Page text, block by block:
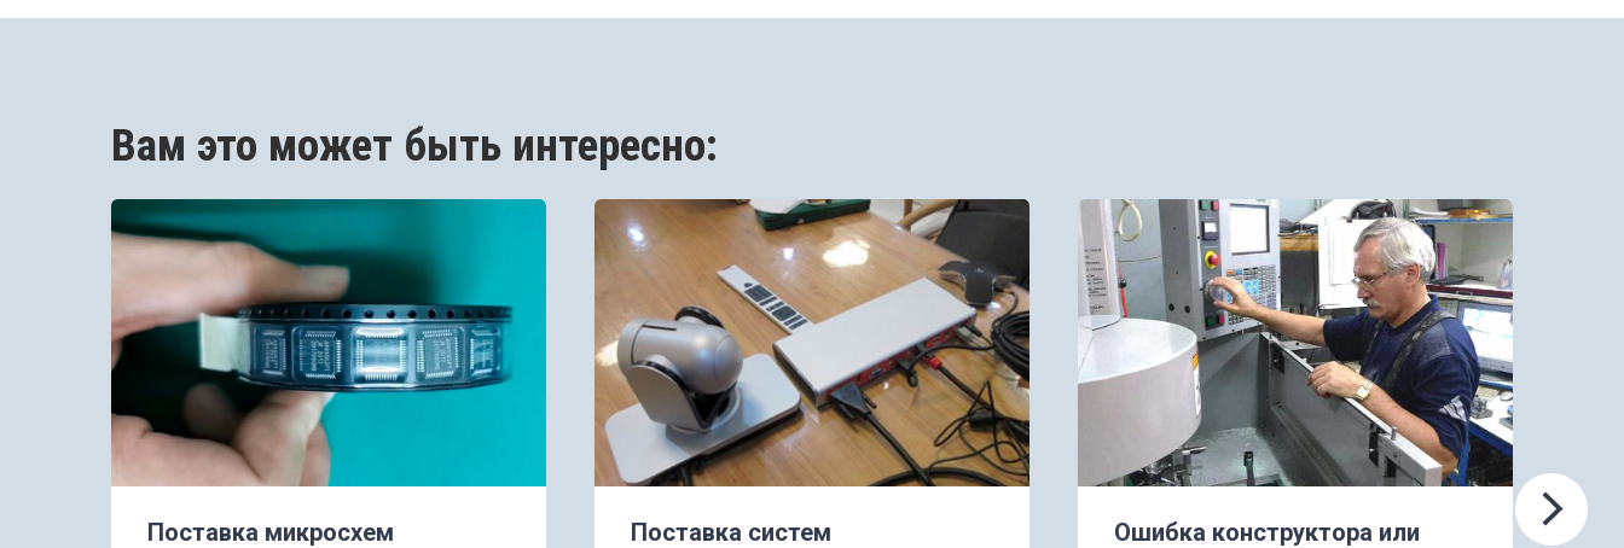
Вам это может быть интересно:
Поставка микросхем
Поставка систем
Ошибка конструктора или